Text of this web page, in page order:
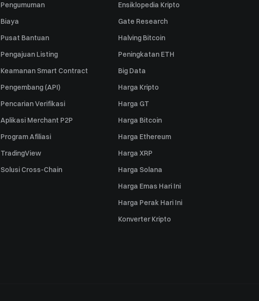
Pengumuman
Biaya
Pusat Bantuan
Pengajuan Listing
Keamanan Smart Contract
Pengembang (API)
Pencarian Verifikasi
Aplikasi Merchant P2P
Program Afiliasi
TradingView
Solusi Cross-Chain
Ensiklopedia Kripto
Gate Research
Halving Bitcoin
Peningkatan ETH
Big Data
Harga Kripto
Harga GT
Harga Bitcoin
Harga Ethereum
Harga XRP
Harga Solana
Harga Emas Hari Ini
Harga Perak Hari Ini
Konverter Kripto